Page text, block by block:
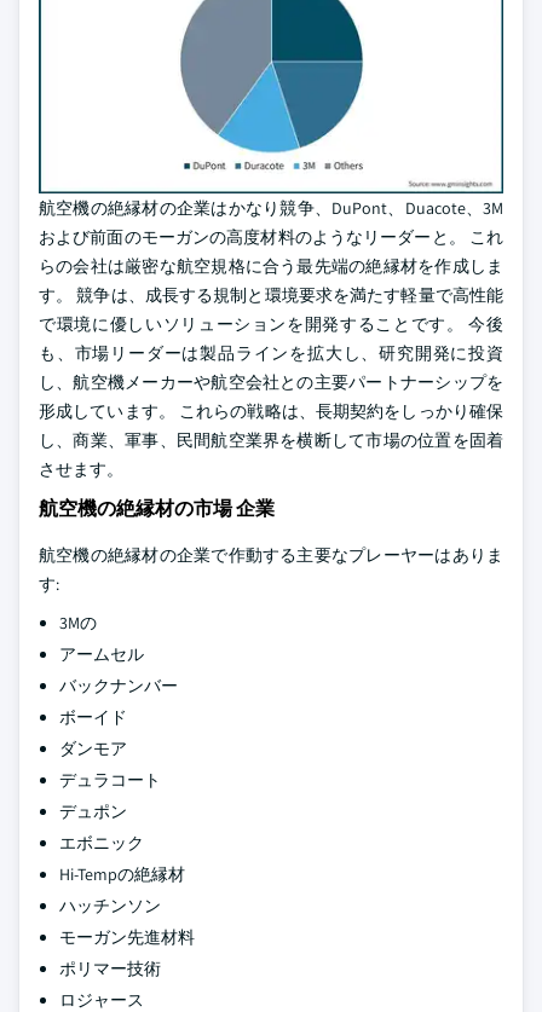
航空機の絶縁材の企業はかなり競争、DuPont、Duacote、3M
および前面のモーガンの高度材料のようなリーダーと。 これ
らの会社は厳密な航空規格に合う最先端の絶縁材を作成しま
す。 競争は、成長する規制と環境要求を満たす軽量で高性能
で環境に優しいソリューションを開発することです。 今後
も、市場リーダーは製品ラインを拡大し、研究開発に投資
し、航空機メーカーや航空会社との主要パートナーシップを
形成しています。 これらの戦略は、長期契約をしっかり確保
し、商業、軍事、民間航空業界を横断して市場の位置を固着
させます。
航空機の絶縁材の市場 企業
航空機の絶縁材の企業で作動する主要なプレーヤーはありま
す:
3Mの
アームセル
バックナンバー
ボーイド
ダンモア
デュラコート
デュポン
エボニック
Hi-Tempの絶縁材
ハッチンソン
モーガン先進材料
ポリマー技術
ロジャース